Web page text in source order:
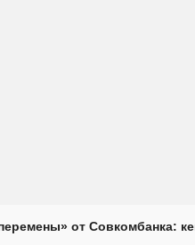
от Совкомбанка: